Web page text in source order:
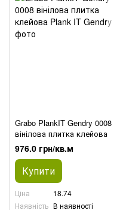
Grabo PlankIT Gendry 0008
вінілова плитка клейова
976.0 грн/кв.м
Купити
Ціна
18.74
Наявність В наявності